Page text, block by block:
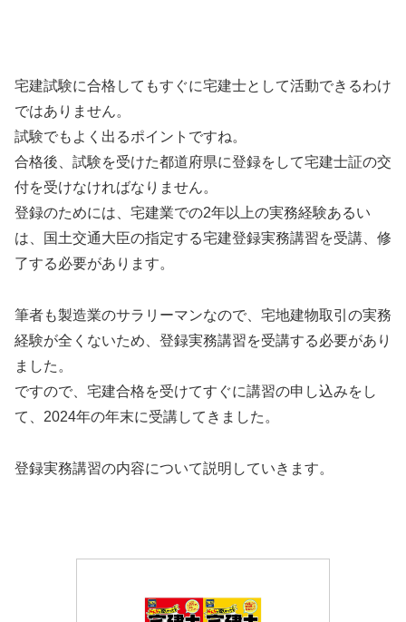
宅建試験に合格してもすぐに宅建士として活動できるわけ
ではありません。
試験でもよく出るポイントですね。
合格後、試験を受けた都道府県に登録をして宅建士証の交
付を受けなければなりません。
登録のためには、宅建業での2年以上の実務経験あるい
は、国土交通大臣の指定する宅建登録実務講習を受講、修
了する必要があります。
筆者も製造業のサラリーマンなので、宅地建物取引の実務
経験が全くないため、登録実務講習を受講する必要があり
ました。
ですので、宅建合格を受けてすぐに講習の申し込みをし
て、2024年の年末に受講してきました。
登録実務講習の内容について説明していきます。